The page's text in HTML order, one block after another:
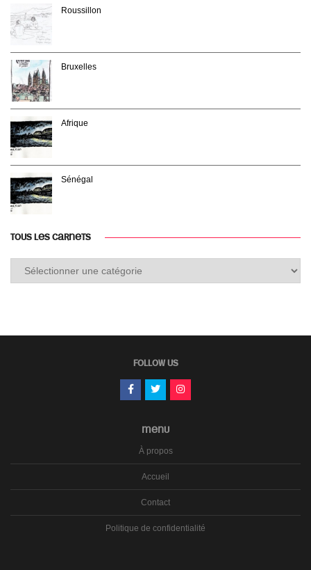
Roussillon
Bruxelles
Afrique
Sénégal
TOUS LES CARNETS
FOLLOW US
MENU
À propos
Accueil
Contact
Politique de confidentialité